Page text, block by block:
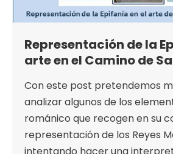
Representación de la
arte en el Camino de
Con este post pretendemos
analizar algunos de los
románico que recogen en su
representación de los Reyes